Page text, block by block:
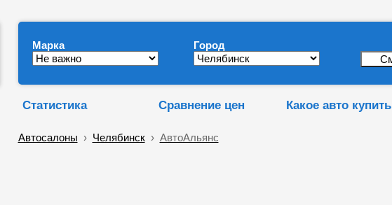
Марка Город
Статистика Сравнение цен Какое авто купить
Автосалоны › Челябинск› АвтоАльянс